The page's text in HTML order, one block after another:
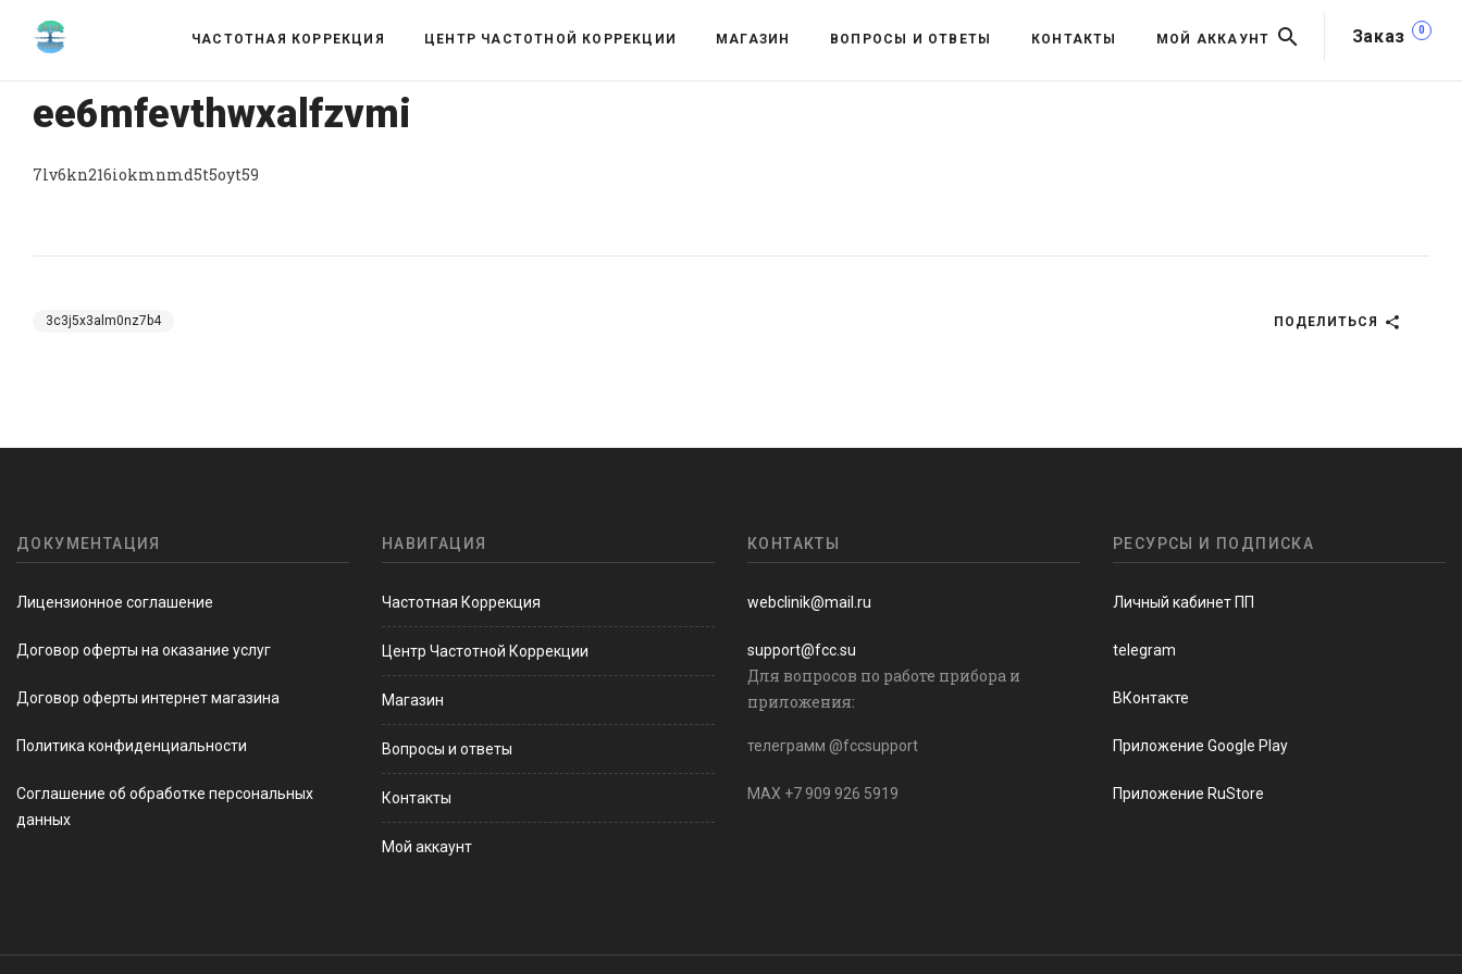
Заказ 0
ЧАСТОТНАЯ КОРРЕКЦИЯ ЦЕНТР ЧАСТОТНОЙ КОРРЕКЦИИ МАГАЗИН ВОПРОСЫ И ОТВЕТЫ КОНТАКТЫ МОЙ АККАУНТ
ee6mfevthwxalfzvmi
7lv6kn216iokmnmd5t5oyt59
3c3j5x3alm0nz7b4 ПОДЕЛИТЬСЯ
ДОКУМЕНТАЦИЯ
Лицензионное соглашение
Договор оферты на оказание услуг
Договор оферты интернет магазина
Политика конфиденциальности
Соглашение об обработке персональных
данных
НАВИГАЦИЯ
Частотная Коррекция
Центр Частотной Коррекции
Магазин
Вопросы и ответы
Контакты
Мой аккаунт
КОНТАКТЫ
webclinik@mail.ru
support@fcc.su
Для вопросов по работе прибора и
приложения:
телеграмм @fccsupport
MAX +7 909 926 5919
РЕСУРСЫ И ПОДПИСКА
Личный кабинет ПП
telegram
ВКонтакте
Приложение Google Play
Приложение RuStore